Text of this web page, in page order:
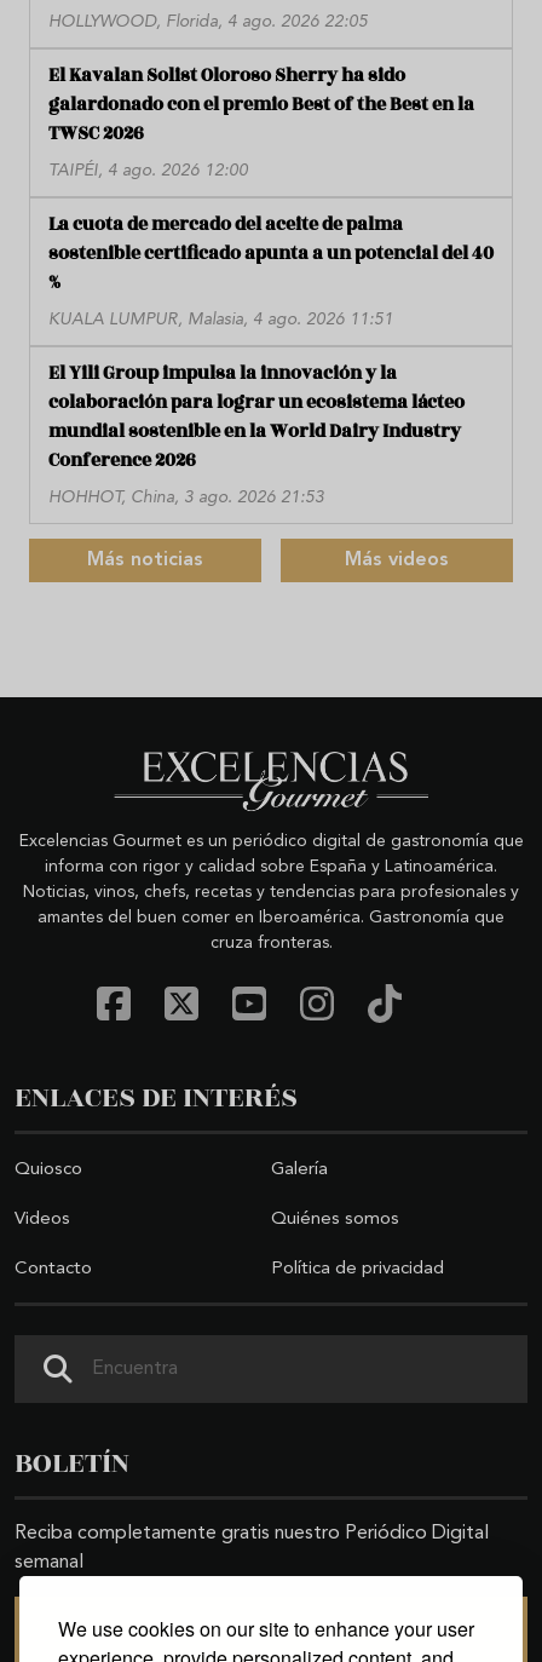
We use cookies on our site to enhance your user
HOLLYWOOD, Florida, 4 ago. 2026 22:05
El Kavalan Solist Oloroso Sherry ha sido
galardonado con el premio Best of the Best en la
TWSC 2026
TAIPÉI, 4 ago. 2026 12:00
La cuota de mercado del aceite de palma
sostenible certificado apunta a un potencial del 40
%
KUALA LUMPUR, Malasia, 4 ago. 2026 11:51
El Yili Group impulsa la innovación y la
colaboración para lograr un ecosistema lácteo
mundial sostenible en la World Dairy Industry
Conference 2026
HOHHOT, China, 3 ago. 2026 21:53
Más noticias Más videos
Excelencias Gourmet es un periódico digital de gastronomía que
informa con rigor y calidad sobre España y Latinoamérica.
Noticias, vinos, chefs, recetas y tendencias para profesionales y
amantes del buen comer en Iberoamérica. Gastronomía que
cruza fronteras.
ENLACES DE INTERÉS
Quiosco Galería
Videos Quiénes somos
Contacto Política de privacidad
BOLETÍN
Reciba completamente gratis nuestro Periódico Digital
semanal
SUSCRIBIRSE